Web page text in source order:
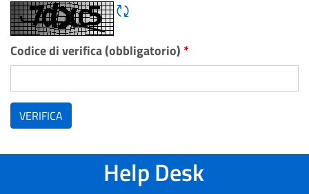
Rigene CAPTCHA
Codice di verifica (obbligatorio) *
VERIFICA
Help Desk